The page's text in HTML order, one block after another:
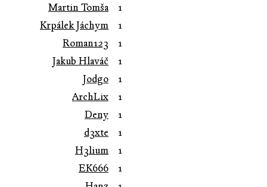
Martin Tomša
1
Krpálek Jáchym
1
Roman123
1
Jakub Hlaváč
1
Jodgo
1
ArchLix
1
Deny
1
d3xte
1
H3lium
1
EK666
1